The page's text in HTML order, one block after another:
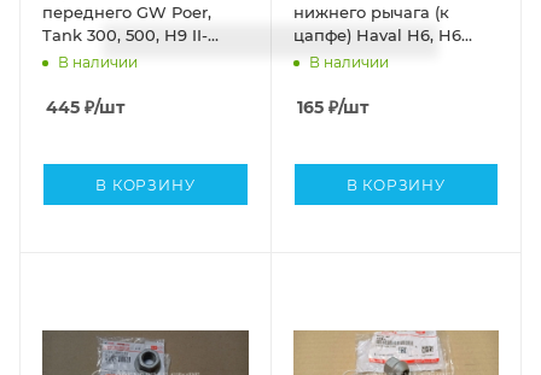
переднего GW Poer,
Tank 300, 500, H9 II-
поколение (ОРИГИНАЛ)
В наличии
445 ₽/шт
В КОРЗИНУ
нижнего рычага (к
цапфе) Haval H6, H6
Coupe, F7, F7x, подвески
(ОРИГИНАЛ)
В наличии
165₽/шт
В КОРЗИНУ